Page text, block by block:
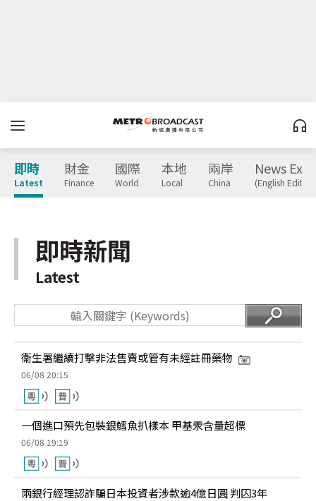
即時
Latest
財金
Finance
國際
World
本地
Local
兩岸
China
News
(English
即時新聞
Latest
衞生署繼續打擊非法售賣或管有未經註冊藥物
06/08 20:15
一個進口預先包裝銀鱈魚扒樣本 甲基汞含量超標
06/08 19:19
兩銀行經理認詐騙日本投資者涉款逾4億日圓 判囚3年